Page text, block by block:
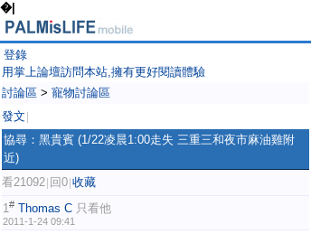
�|
登錄
用掌上論壇訪問本站,擁有更好閱讀體驗
討論區 > 寵物討論區
發文
協尋：黑貴賓 (1/22凌晨1:00走失 三重三和夜市麻油雞附
近)
看21092 回0 收藏
1# Thomas C 只看他
2011-1-24 09:41